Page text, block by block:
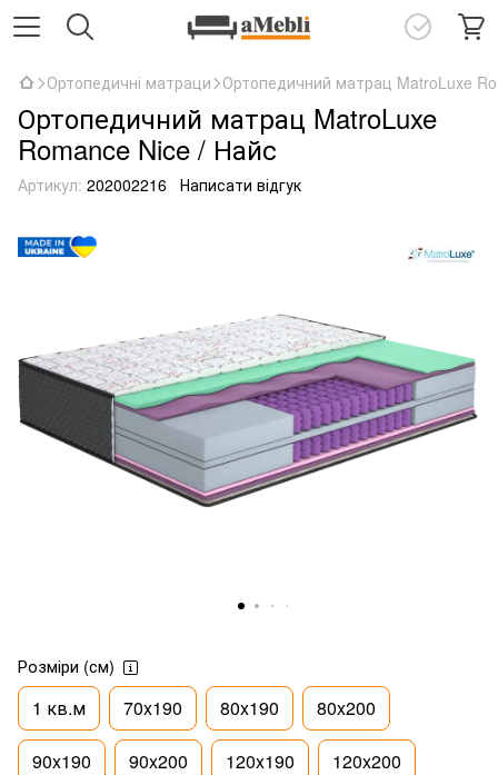
Ортопедичні матраци Ортопедичний матрац MatroLuxe
Ортопедичний матрац MatroLuxe
Romance Nice / Найс
Артикул: 202002216 Написати відгук
Розміри (см)
1 кв.м 70x190 80x190 80x200
90x190 90x200 120x190 120x200